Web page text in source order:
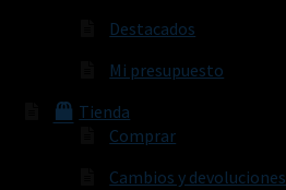
Destacados
Mi presupuesto
Tienda
Comprar
Cambios y devoluciones